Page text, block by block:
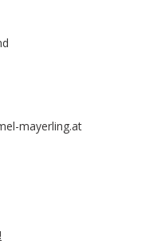
mayerling.at